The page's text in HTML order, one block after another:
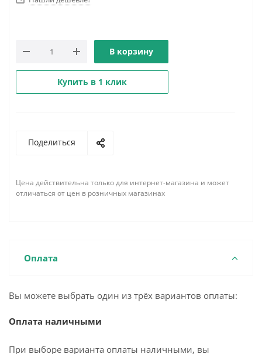
В корзину
Купить в 1 клик
Поделиться
Цена действительна только для интернет-магазина и может
отличаться от цен в розничных магазинах
Оплата
Вы можете выбрать один из трёх вариантов оплаты:
Оплата наличными
При выборе варианта оплаты наличными, вы